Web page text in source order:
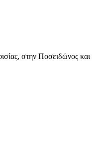
στην Ποσειδώνος και